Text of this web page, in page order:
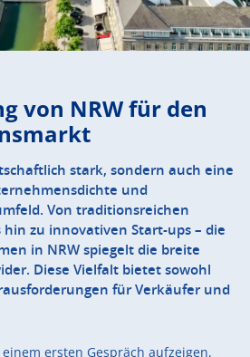
von NRW für den
stark, sondern auch eine
und
Von traditionsreichen
zu innovativen Start-ups – die
in NRW spiegelt die breite
Diese Vielfalt bietet sowohl
für Verkäufer und
ersten Gespräch aufzeigen,